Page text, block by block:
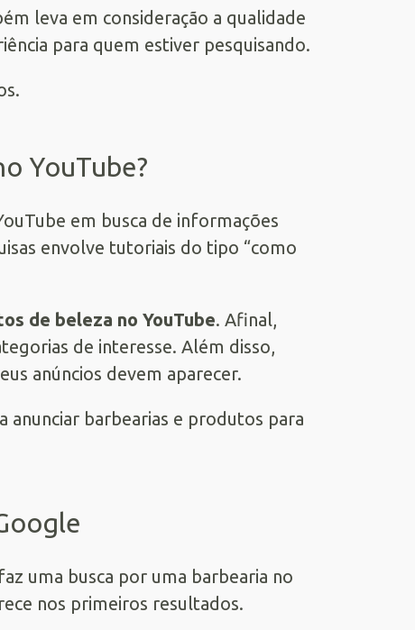
leva em consideração a qualidade
para quem estiver pesquisando.
YouTube?
em busca de informações
envolve tutoriais do tipo “como
de beleza no YouTube. Afinal,
de interesse. Além disso,
anúncios devem aparecer.
barbearias e produtos para
uma busca por uma barbearia no
nos primeiros resultados.